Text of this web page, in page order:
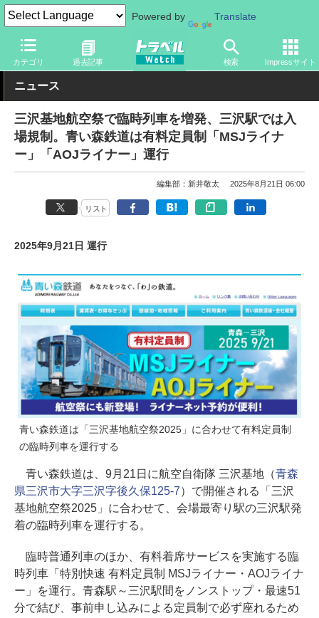
Powered by Translate
カテゴリ 過去記事 検索 Impressサイト
トラベル Watch 地域 国内旅行 東北
ニュース
三沢基地航空祭で臨時列車を増発、三沢駅では入
場規制。青い森鉄道は有料定員制「MSJライナ
ー」「AOJライナー」運行
編集部：新井敬太 2025年8月21日 06:00
リスト
2025年9月21日 運行
青い森鉄道は「三沢基地航空祭2025」に合わせて有料定員制
の臨時列車を運行する
青い森鉄道は、9月21日に航空自衛隊 三沢基地（青森
県三沢市大字三沢字後久保125-7）で開催される「三沢
基地航空祭2025」に合わせて、会場最寄り駅の三沢駅発
着の臨時列車を運行する。
臨時普通列車のほか、有料着席サービスを実施する臨
時列車「特別快速 有料定員制 MSJライナー・AOJライナ
ー」を運行。青森駅～三沢駅間をノンストップ・最速51
分で結び、事前申し込みによる定員制で必ず座れるため